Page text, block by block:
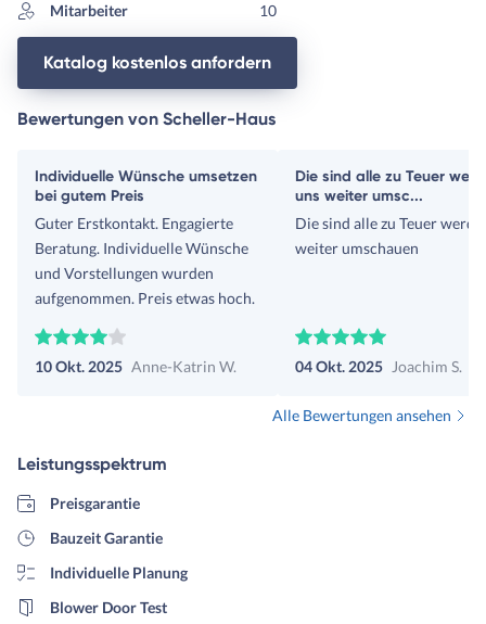
Mitarbeiter
10
Katalog kostenlos anfordern
Bewertungen von Scheller-Haus
Individuelle Wünsche umsetzen
bei gutem Preis
Guter Erstkontakt. Engagierte
Beratung. Individuelle Wünsche
und Vorstellungen wurden
aufgenommen. Preis etwas hoch.
10 Okt. 2025 Anne-Katrin W.
Die sind alle zu Teuer
uns weiter umsc...
Die sind alle zu Teuer
weiter umschauen
04 Okt. 2025 Joachim S.
Alle Bewertungen ansehen
Leistungsspektrum
Preisgarantie
Bauzeit Garantie
Individuelle Planung
Blower Door Test